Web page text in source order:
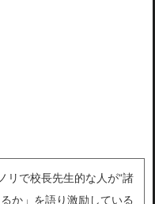
で校長先生的な人が“諸
か」を語り激励している